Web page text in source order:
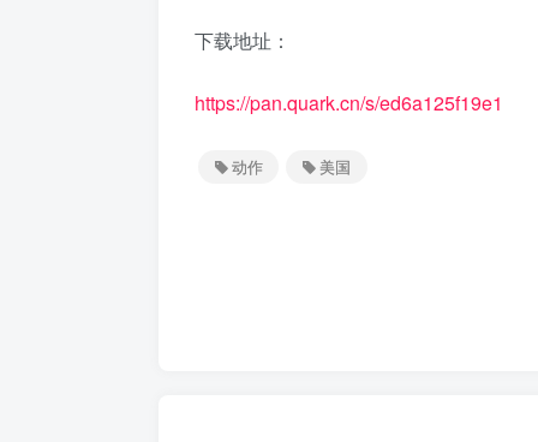
下载地址：
https://pan.quark.cn/s/ed6a125f19e1
动作 美国